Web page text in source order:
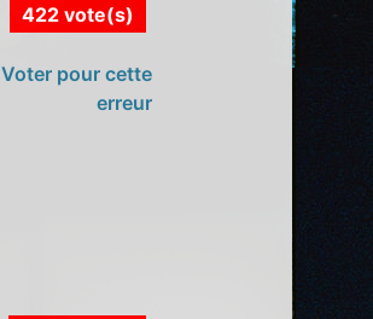
422 vote(s)
Voter pour cette
erreur